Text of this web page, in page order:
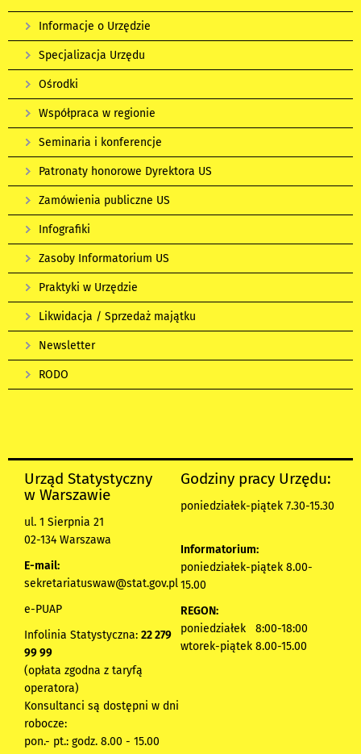
Informacje o Urzędzie
Specjalizacja Urzędu
Ośrodki
Współpraca w regionie
Seminaria i konferencje
Patronaty honorowe Dyrektora US
Zamówienia publiczne US
Infografiki
Zasoby Informatorium US
Praktyki w Urzędzie
Likwidacja / Sprzedaż majątku
Newsletter
RODO
Urząd Statystyczny
w Warszawie
ul. 1 Sierpnia 21
02-134 Warszawa
E-mail:
sekretariatuswaw@stat.gov.pl
e-PUAP
Infolinia Statystyczna: 22 279
99 99
(opłata zgodna z taryfą
operatora)
Konsultanci są dostępni w dni
robocze:
pon.- pt.: godz. 8.00 - 15.00
Godziny pracy Urzędu:
poniedziałek-piątek 7.30-15.30
Informatorium:
poniedziałek-piątek 8.00-
15.00
REGON:
poniedziałek 8:00-18:00
wtorek-piątek 8.00-15.00